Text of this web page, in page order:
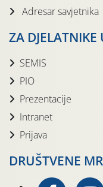
Adresar savjetnika
ZA DJELATNIKE
SEMIS
PIO
Prezentacije
Intranet
Prijava
DRUŠTVENE